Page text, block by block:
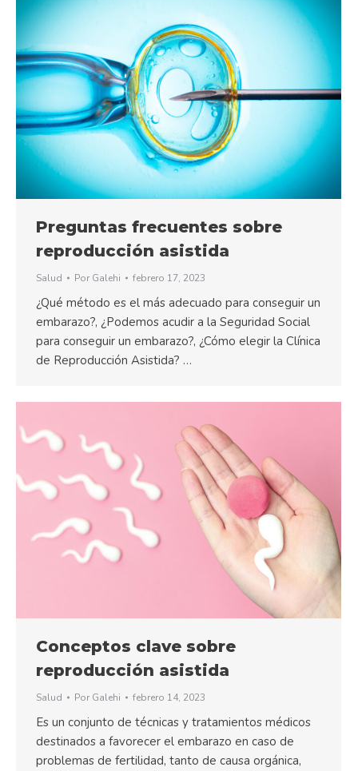
Preguntas frecuentes sobre
reproducción asistida
Salud Por Galehi febrero 17, 2023
¿Qué método es el más adecuado para conseguir un
embarazo?, ¿Podemos acudir a la Seguridad Social
para conseguir un embarazo?, ¿Cómo elegir la Clínica
de Reproducción Asistida? …
Conceptos clave sobre
reproducción asistida
Salud Por Galehi febrero 14, 2023
Es un conjunto de técnicas y tratamientos médicos
destinados a favorecer el embarazo en caso de
problemas de fertilidad, tanto de causa orgánica,